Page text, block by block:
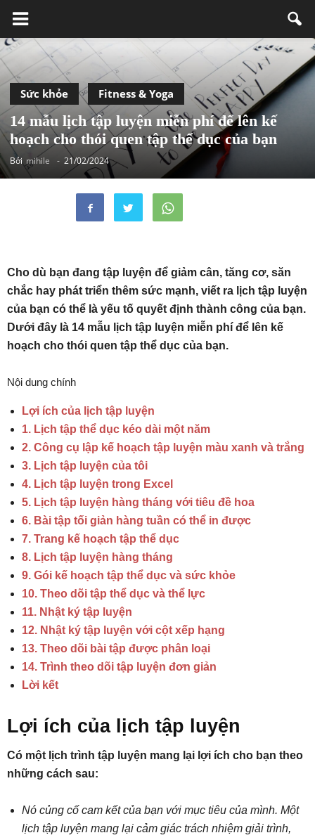
Sức khỏe Fitness & Yoga
14 mẫu lịch tập luyện miễn phí để lên kế
hoạch cho thói quen tập thể dục của bạn
Bởi mihile - 21/02/2024
Cho dù bạn đang tập luyện để giảm cân, tăng cơ, săn
chắc hay phát triển thêm sức mạnh, viết ra lịch tập luyện
của bạn có thể là yếu tố quyết định thành công của bạn.
Dưới đây là 14 mẫu lịch tập luyện miễn phí để lên kế
hoạch cho thói quen tập thể dục của bạn.
Nội dung chính
Lợi ích của lịch tập luyện
1. Lịch tập thể dục kéo dài một năm
2. Công cụ lập kế hoạch tập luyện màu xanh và trắng
3. Lịch tập luyện của tôi
4. Lịch tập luyện trong Excel
5. Lịch tập luyện hàng tháng với tiêu đề hoa
6. Bài tập tối giản hàng tuần có thể in được
7. Trang kế hoạch tập thể dục
8. Lịch tập luyện hàng tháng
9. Gói kế hoạch tập thể dục và sức khỏe
10. Theo dõi tập thể dục và thể lực
11. Nhật ký tập luyện
12. Nhật ký tập luyện với cột xếp hạng
13. Theo dõi bài tập được phân loại
14. Trình theo dõi tập luyện đơn giản
Lời kết
Lợi ích của lịch tập luyện
Có một lịch trình tập luyện mang lại lợi ích cho bạn theo
những cách sau:
Nó củng cố cam kết của bạn với mục tiêu của mình. Một
lịch tập luyện mang lại cảm giác trách nhiệm giải trình,